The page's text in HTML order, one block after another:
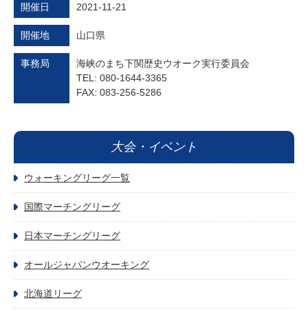
開催日 2021-11-21
開催地 山口県
事務局
海峡のまち下関歴史ウオーク実行委員会
TEL: 080-1644-3365
FAX: 083-256-5286
大会・イベント
ウォーキングリーグ一覧
国際マーチングリーグ
日本マーチングリーグ
オールジャパンウオーキング
北海道リーグ